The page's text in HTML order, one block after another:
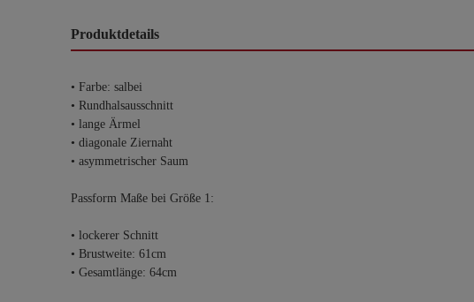
Produktdetails
• Farbe: salbei
• Rundhalsausschnitt
• lange Ärmel
• diagonale Ziernaht
• asymmetrischer Saum
Passform Maße bei Größe 1:
• lockerer Schnitt
• Brustweite: 61cm
• Gesamtlänge: 64cm